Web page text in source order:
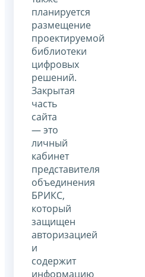
планируется
размещение
проектируемой
библиотеки
цифровых
решений.
Закрытая
часть
сайта
— это
личный
кабинет
представителя
объединения
БРИКС,
который
защищен
авторизацией
и
содержит
информацию